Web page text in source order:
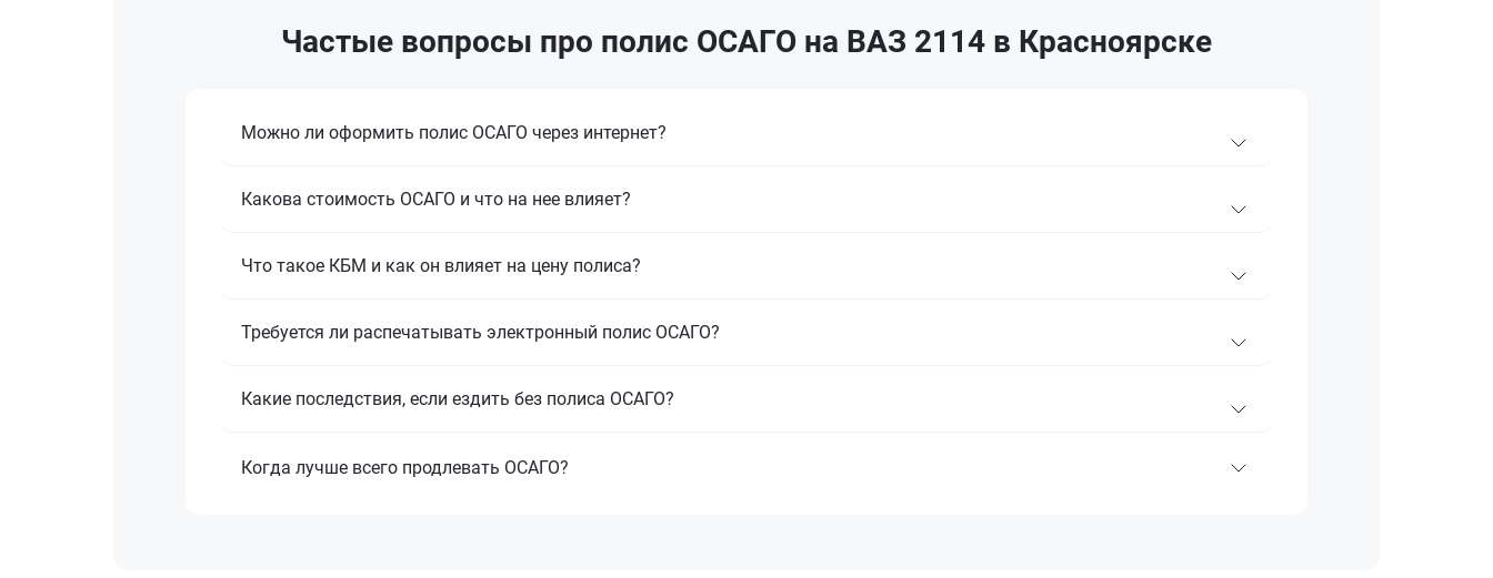
Частые вопросы про полис ОСАГО на ВАЗ 2114 в Красноярске
Можно ли оформить полис ОСАГО через интернет?
Какова стоимость ОСАГО и что на нее влияет?
Что такое КБМ и как он влияет на цену полиса?
Требуется ли распечатывать электронный полис ОСАГО?
Какие последствия, если ездить без полиса ОСАГО?
Когда лучше всего продлевать ОСАГО?